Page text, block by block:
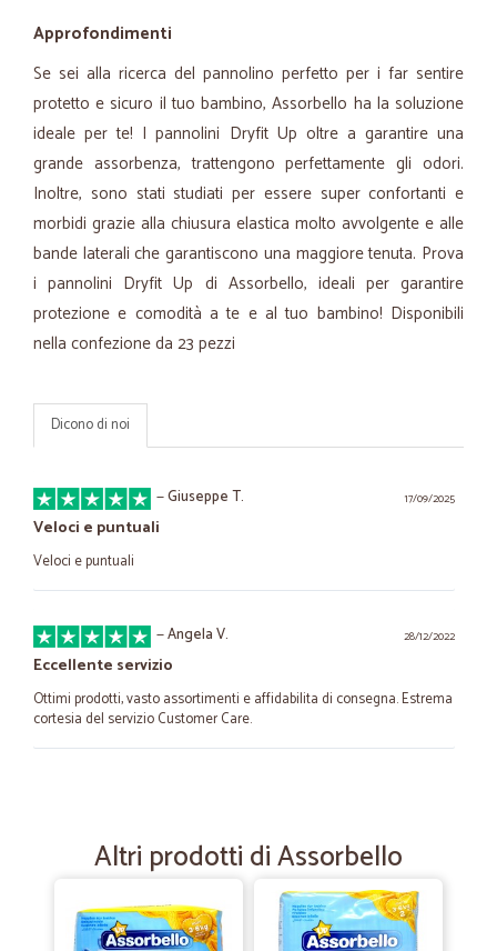
Approfondimenti
Se sei alla ricerca del pannolino perfetto per i far sentire
protetto e sicuro il tuo bambino, Assorbello ha la soluzione
ideale per te! I pannolini Dryfit Up oltre a garantire una
grande assorbenza, trattengono perfettamente gli odori.
Inoltre, sono stati studiati per essere super confortanti e
morbidi grazie alla chiusura elastica molto avvolgente e alle
bande laterali che garantiscono una maggiore tenuta. Prova
i pannolini Dryfit Up di Assorbello, ideali per garantire
protezione e comodità a te e al tuo bambino! Disponibili
nella confezione da 23 pezzi
Dicono di noi
17/09/2025
—Giuseppe T.
Veloci e puntuali
Veloci e puntuali
28/12/2022
—Angela V.
Eccellente servizio
Ottimi prodotti, vasto assortimenti e affidabilita di consegna. Estrema
cortesia del servizio Customer Care.
Servizio davvero ottimo, merce ben confezionata, super comodo È la
seconda volta che li chiamo e non potrei chiedere di meglio Io sono a
Bra in Piemonte e posso dire che il corriere che è venuto da me
queste due volte è davvero super cortese e disponibile Consiglio
vivamente Da tempo aspettavo un servizio così e non li lascerò più !!
Altri prodotti di Assorbello